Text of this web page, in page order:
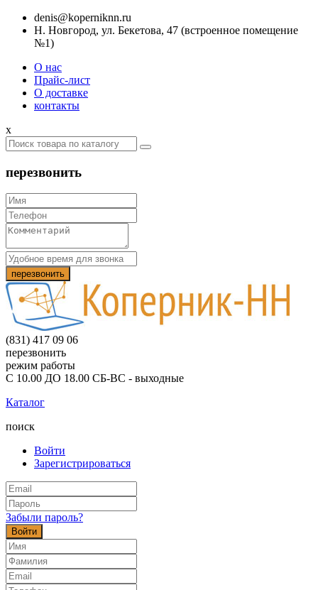
denis@koperniknn.ru
Н. Новгород, ул. Бекетова, 47 (встроенное помещение
№1)
О нас
Прайс-лист
О доставке
контакты
x
перезвонить
(831) 417 09 06
перезвонить
режим работы
С 10.00 ДО 18.00 СБ-ВС - выходные
Каталог
поиск
Войти
Зарегистрироваться
Забыли пароль?
Войти